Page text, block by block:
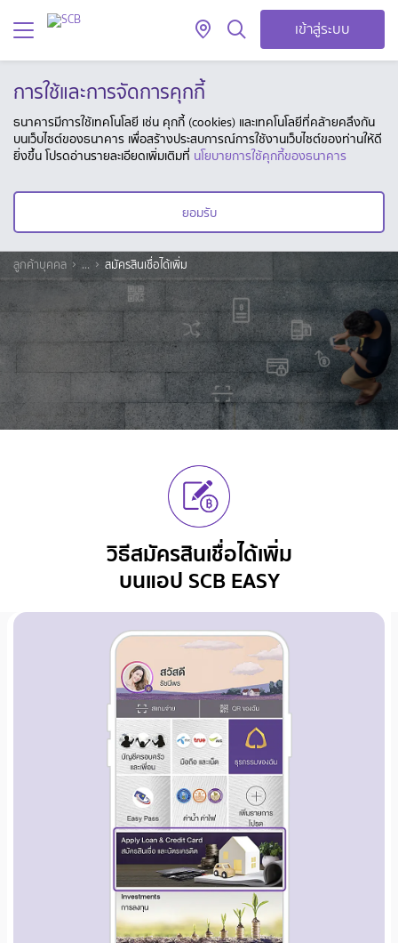
เข้าสู่ระบบ
การใช้และการจัดการคุกกี้
ธนาคารมีการใช้เทคโนโลยี เช่น คุกกี้ (cookies) และเทคโนโลยีที่คล้ายคลึงกัน
บนเว็บไซต์ของธนาคาร เพื่อสร้างประสบการณ์การใช้งานเว็บไซต์ของท่านให้ดี
ยิ่งขึ้น โปรดอ่านรายละเอียดเพิ่มเติมที่ นโยบายการใช้คุกกี้ของธนาคาร
ยอมรับ
ลูกค้าบุคคล ... สมัครสินเชื่อได้เพิ่ม
วิธีสมัครสินเชื่อได้เพิ่ม
บนแอป SCB EASY